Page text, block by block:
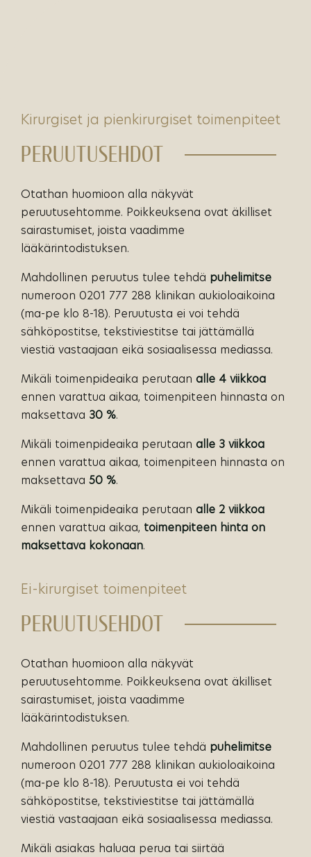
kirurgiset ja pienkirurgiset toimenpiteet
PERUUTUSEHDOT
Otathan huomioon alla näkyvät
peruutusehtomme. Poikkeuksena ovat äkilliset
sairastumiset, joista vaadimme
lääkärintodistuksen.
Mahdollinen peruutus tulee tehdä puhelimitse
numeroon 0201 777 288 klinikan aukioloaikoina
(ma-pe klo 8-18). Peruutusta ei voi tehdä
sähköpostitse, tekstiviestitse tai jättämällä
viestiä vastaajaan eikä sosiaalisessa mediassa.
Mikäli toimenpideaika perutaan alle 4 viikkoa
ennen varattua aikaa, toimenpiteen hinnasta on
maksettava 30 %.
Mikäli toimenpideaika perutaan alle 3 viikkoa
ennen varattua aikaa, toimenpiteen hinnasta on
maksettava 50 %.
Mikäli toimenpideaika perutaan alle 2 viikkoa
ennen varattua aikaa, toimenpiteen hinta on
maksettava kokonaan.
ei-kirurgiset toimenpiteet
PERUUTUSEHDOT
Otathan huomioon alla näkyvät
peruutusehtomme. Poikkeuksena ovat äkilliset
sairastumiset, joista vaadimme
lääkärintodistuksen.
Mahdollinen peruutus tulee tehdä puhelimitse
numeroon 0201 777 288 klinikan aukioloaikoina
(ma-pe klo 8-18). Peruutusta ei voi tehdä
sähköpostitse, tekstiviestitse tai jättämällä
viestiä vastaajaan eikä sosiaalisessa mediassa.
Mikäli asiakas haluaa perua tai siirtää